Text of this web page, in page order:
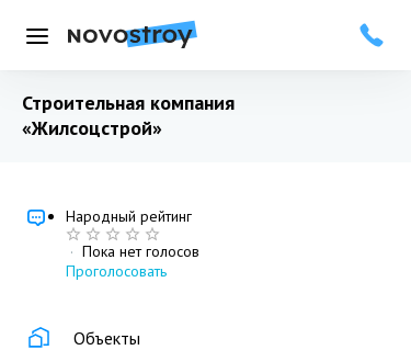
Меню
Строительная компания
«Жилсоцстрой»
Народный рейтинг
· Пока нет голосов
Проголосовать
Объекты